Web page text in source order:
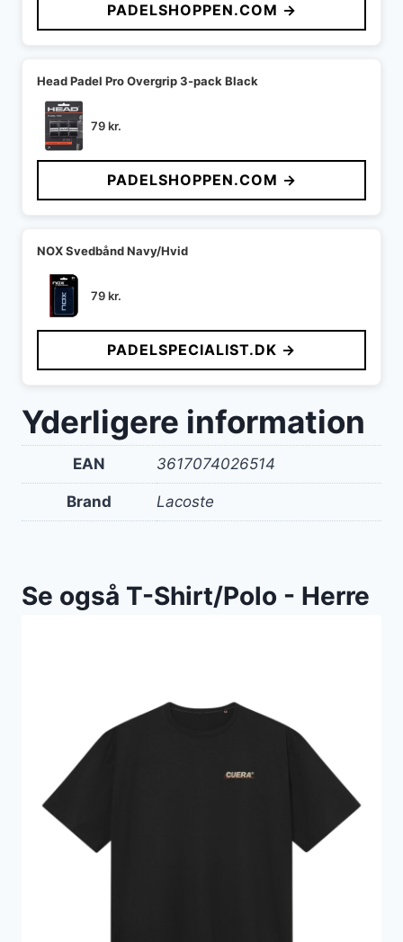
PADELSHOPPEN.COM →
Head Padel Pro Overgrip 3-pack Black
79kr.
PADELSHOPPEN.COM →
NOX Svedbånd Navy/Hvid
79kr.
PADELSPECIALIST.DK →
Yderligere information
EAN 3617074026514
Brand Lacoste
Se også T-Shirt/Polo - Herre